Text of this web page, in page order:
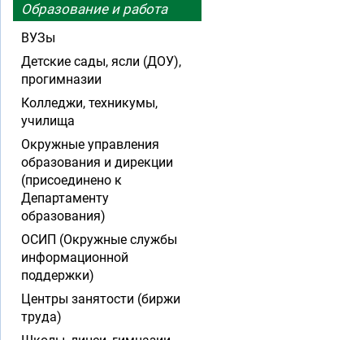
Образование и работа
ВУЗы
Детские сады, ясли (ДОУ),
прогимназии
Колледжи, техникумы,
училища
Окружные управления
образования и дирекции
(присоединено к
Департаменту
образования)
ОСИП (Окружные службы
информационной
поддержки)
Центры занятости (биржи
труда)